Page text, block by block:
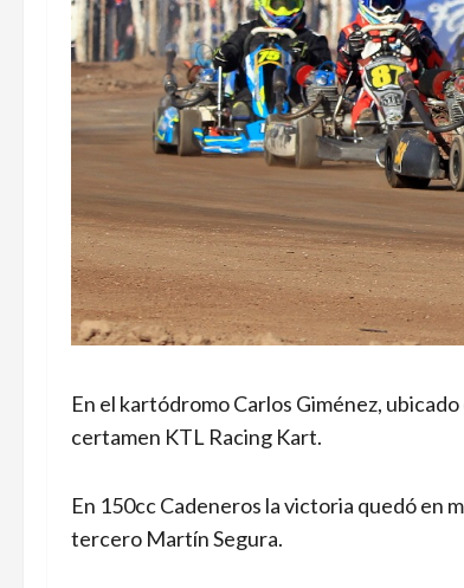
En el kartódromo Carlos Giménez,
certamen KTL Racing Kart.
En 150cc Cadeneros la victoria quedó en
tercero Martín Segura.